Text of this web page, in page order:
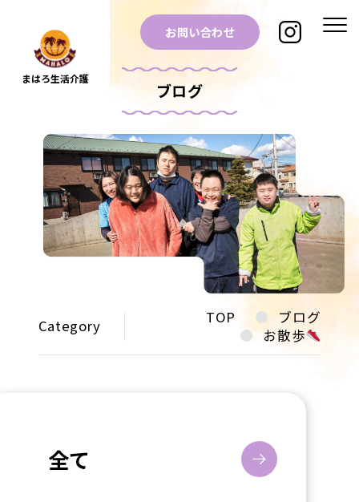
まはろ生活介護
お問い合わせ
ブログ
Category TOP
ブログ
お散歩
全て